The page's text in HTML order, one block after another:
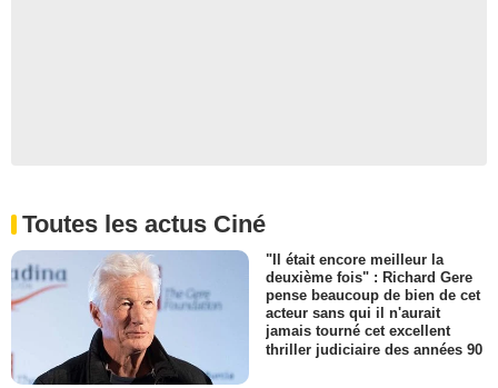
Toutes les actus Ciné
"Il était encore meilleur la
deuxième fois" : Richard Gere
pense beaucoup de bien de cet
acteur sans qui il n'aurait
jamais tourné cet excellent
thriller judiciaire des années 90